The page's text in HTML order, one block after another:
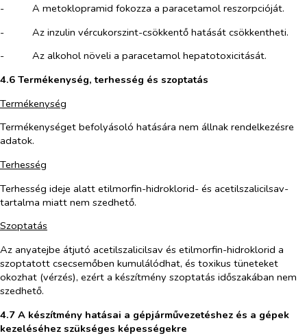
-​
A metoklopramid fokozza a paracetamol reszorpcióját.
-​
Az inzulin vércukorszint-csökkentő hatását csökkentheti.
-​
Az alkohol növeli a paracetamol hepatotoxicitását.
4.6 Termékenység, terhesség és szoptatás
Termékenység
Termékenységet befolyásoló hatására nem állnak rendelkezésre
adatok.
Terhesség
Terhesség ideje alatt etilmorfin-hidroklorid- és acetilszalicilsav-
tartalma miatt nem szedhető.
Szoptatás
Az anyatejbe átjutó acetilszalicilsav és etilmorfin-hidroklorid a
szoptatott csecsemőben kumulálódhat, és toxikus tüneteket
okozhat (vérzés), ezért a készítmény szoptatás időszakában nem
szedhető.
4.7 A készítmény hatásai a gépjárművezetéshez és a gépek
kezeléséhez szükséges képességekre